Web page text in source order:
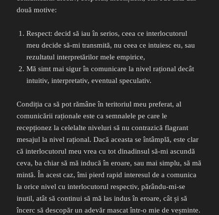
două motive:
Respect: decid să iau în serios, ceea ce interlocutorul
meu decide să-mi transmită, nu ceea ce intuiesc eu, sau
rezultatul interpretărilor mele empirice,
Mă simt mai sigur în comunicare la nivel rațional decât
intuitiv, interpretativ, eventual speculativ.
Condiția ca să pot rămâne în teritoriul meu preferat, al
comunicării raționale este ca semnalele pe care le
recepționez la celelalte niveluri să nu contrazică flagrant
mesajul la nivel rațional. Dacă aceasta se întâmplă, este clar
că interlocutorul meu vrea cu tot dinadinsul să-mi ascundă
ceva, ba chiar să mă inducă în eroare, sau mai simplu, să mă
mintă. În acest caz, îmi pierd rapid interesul de a comunica
la orice nivel cu interlocutorul respectiv, părându-mi-se
inutil, atât să continui să mă las indus în eroare, cât și să
încerc să descopăr un adevăr mascat într-o mie de veșminte.